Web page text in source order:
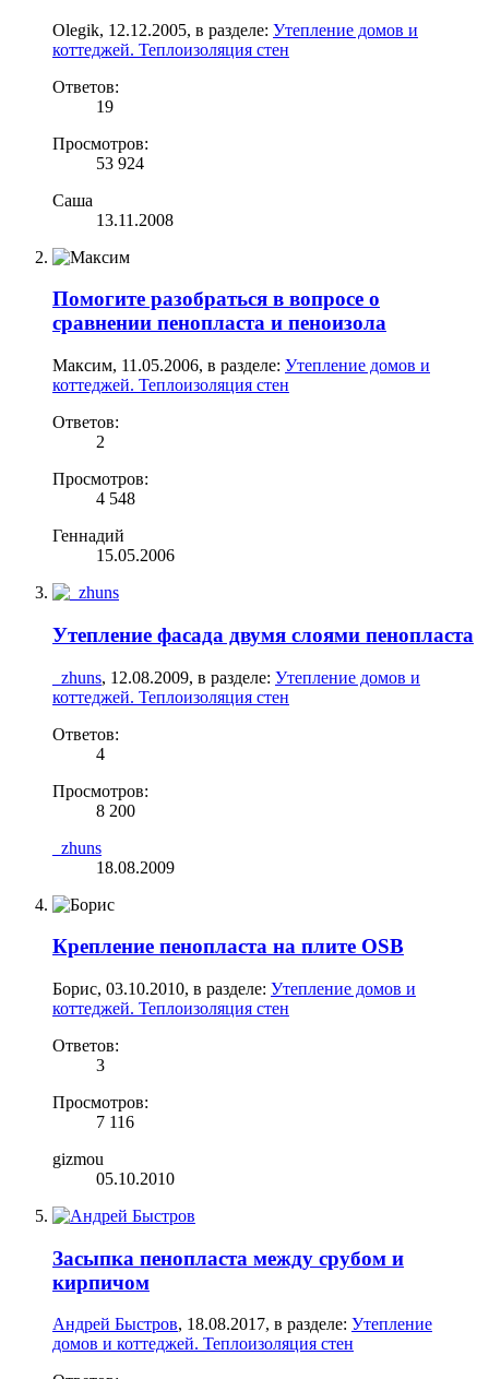
Olegik, 12.12.2005, в разделе: Утепление домов и
коттеджей. Теплоизоляция стен
Ответов:
19
Просмотров:
53 924
Саша
13.11.2008
Помогите разобраться в вопросе о
сравнении пенопласта и пеноизола
Максим, 11.05.2006, в разделе: Утепление домов и
коттеджей. Теплоизоляция стен
Ответов:
2
Просмотров:
4 548
Геннадий
15.05.2006
Утепление фасада двумя слоями пенопласта
_zhuns, 12.08.2009, в разделе: Утепление домов и
коттеджей. Теплоизоляция стен
Ответов:
4
Просмотров:
8 200
_zhuns
18.08.2009
Крепление пенопласта на плите OSB
Борис, 03.10.2010, в разделе: Утепление домов и
коттеджей. Теплоизоляция стен
Ответов:
3
Просмотров:
7 116
gizmou
05.10.2010
Засыпка пенопласта между срубом и
кирпичом
Андрей Быстров, 18.08.2017, в разделе: Утепление
домов и коттеджей. Теплоизоляция стен